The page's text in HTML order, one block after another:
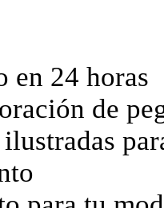
en 24 horas
de